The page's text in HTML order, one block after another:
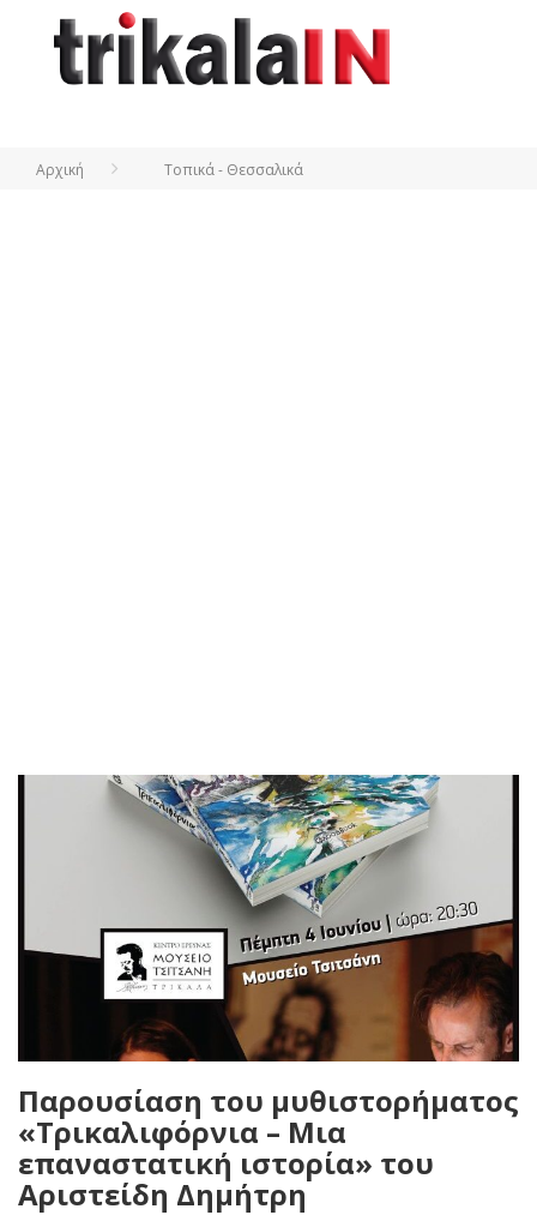
Αρχική Τοπικά - Θεσσαλικά
Παρουσίαση του μυθιστορήματος
«Τρικαλιφόρνια – Μια
επαναστατική ιστορία» του
Αριστείδη Δημήτρη